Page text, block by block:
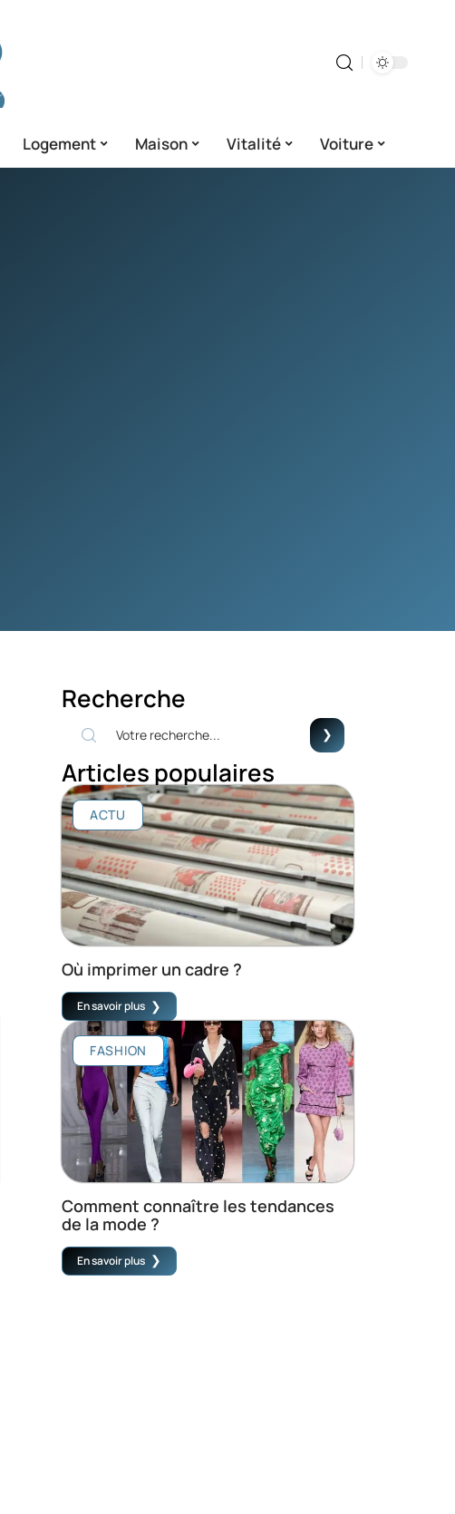
Logement Maison Vitalité Voiture
Recherche
Articles populaires
ACTU
Où imprimer un cadre ?
En savoir plus
FASHION
Comment connaître les tendances
de la mode ?
En savoir plus